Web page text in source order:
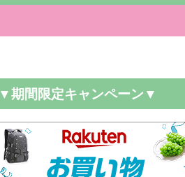
▼期間限定キャンペーン▼